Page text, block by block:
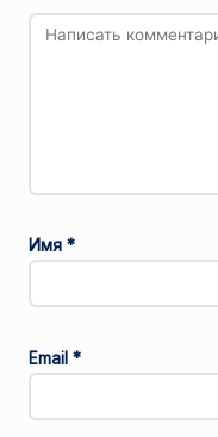
Имя *
Email *